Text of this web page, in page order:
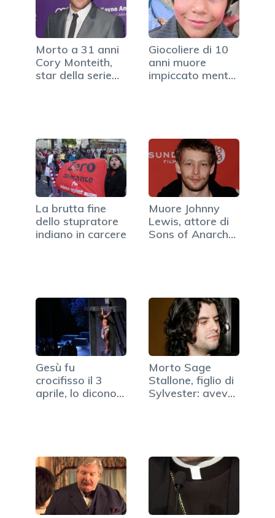
Morto a 31 anni
Cory Monteith,
star della serie
Giocoliere di 10
anni muore
impiccato mentre
La brutta fine
dello stupratore
indiano in carcere
Muore Johnny
Lewis, attore di
Sons of Anarchy
Gesù fu
crocifisso il 3
aprile, lo dicono
Morto Sage
Stallone, figlio di
Sylvester: aveva